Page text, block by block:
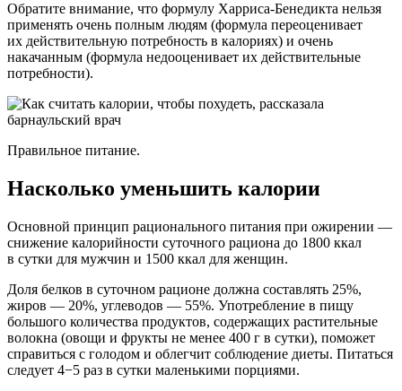
Обратите внимание, что формулу Харриса-Бенедикта нельзя
применять очень полным людям (формула переоценивает
их действительную потребность в калориях) и очень
накачанным (формула недооценивает их действительные
потребности).
Правильное питание.
Насколько уменьшить калории
Основной принцип рационального питания при ожирении —
снижение калорийности суточного рациона до 1800 ккал
в сутки для мужчин и 1500 ккал для женщин.
Доля белков в суточном рационе должна составлять 25%,
жиров — 20%, углеводов — 55%. Употребление в пищу
большого количества продуктов, содержащих растительные
волокна (овощи и фрукты не менее 400 г в сутки), поможет
справиться с голодом и облегчит соблюдение диеты. Питаться
следует 4−5 раз в сутки маленькими порциями.